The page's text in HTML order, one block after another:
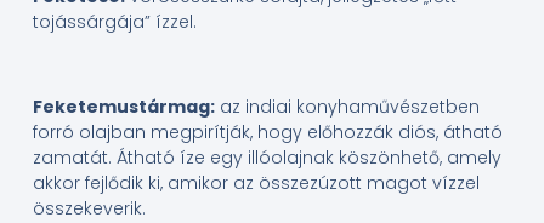
tojássárgája” ízzel.
Feketemustármag:az indiai konyhaművészetben
forró olajban megpirítják, hogy előhozzák diós, átható
zamatát. Átható íze egy illóolajnak köszönhető, amely
akkor fejlődik ki, amikor az összezúzott magot vízzel
összekeverik.